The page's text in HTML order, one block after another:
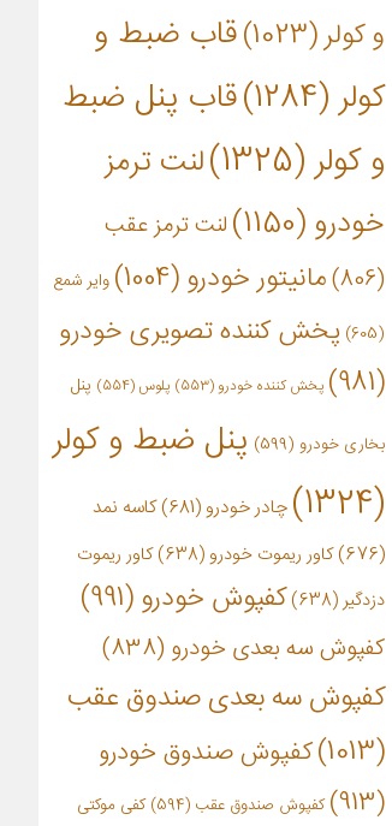
و کولر(1023)
قاب ضبط و
کولر(1284)
قاب پنل ضبط
و کولر(1325)
لنت ترمز
خودرو(1150)
لنت ترمز عقب
(806)
مانیتور خودرو(1004)
وایر شمع
(605)
پخش کننده تصویری خودرو
(981)
پخش کننده خودرو(553) پلوس(554) پنل
بخاری خودرو (599)
پنل ضبط و کولر
(1324)
چادر خودرو (681)
کاسه نمد
(676)
کاور ریموت خودرو(638)
کاور ریموت
دزدگیر(638) کفپوش خودرو(991)
کفپوش سه بعدی خودرو (838)
کفپوش سه بعدی صندوق عقب
(1013)
کفپوش صندوق خودرو
(913)
کفپوش صندوق عقب (594) کفی موکتی